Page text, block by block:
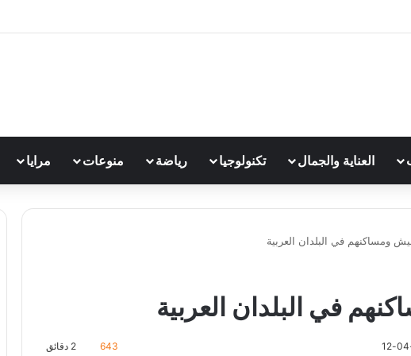
العناية والجمال تكنولوجيا رياضة منوعات مرايا
ومساكنهم في البلدان العربية
في البلدان العربية
643